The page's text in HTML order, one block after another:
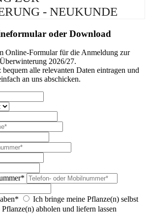
oder Download
Online-Formular für die Anmeldung zur
Überwinterung 2026/27.
alle relevanten Daten eintragen und
an uns abschicken.
Ich bringe meine Pflanze(n) selbst
abholen und liefern lassen